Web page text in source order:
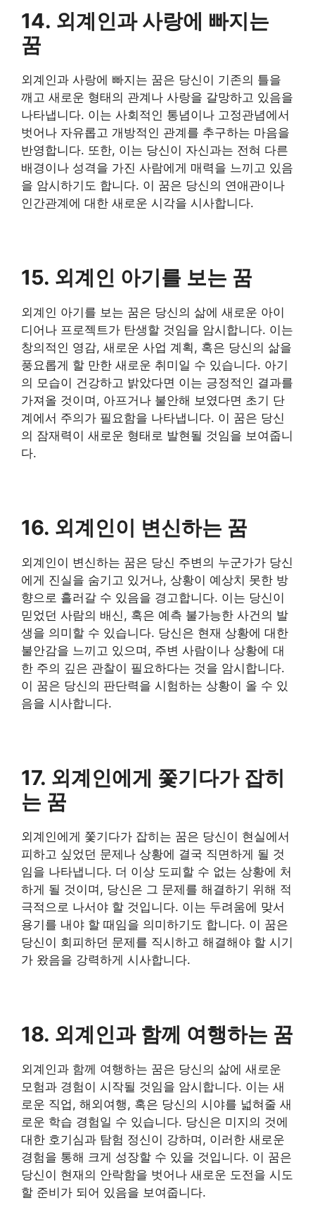
14. 외계인과 사랑에 빠지는
꿈
외계인과 사랑에 빠지는 꿈은 당신이 기존의 틀을
깨고 새로운 형태의 관계나 사랑을 갈망하고 있음을
나타냅니다. 이는 사회적인 통념이나 고정관념에서
벗어나 자유롭고 개방적인 관계를 추구하는 마음을
반영합니다. 또한, 이는 당신이 자신과는 전혀 다른
배경이나 성격을 가진 사람에게 매력을 느끼고 있음
을 암시하기도 합니다. 이 꿈은 당신의 연애관이나
인간관계에 대한 새로운 시각을 시사합니다.
15. 외계인 아기를 보는 꿈
외계인 아기를 보는 꿈은 당신의 삶에 새로운 아이
디어나 프로젝트가 탄생할 것임을 암시합니다. 이는
창의적인 영감, 새로운 사업 계획, 혹은 당신의 삶을
풍요롭게 할 만한 새로운 취미일 수 있습니다. 아기
의 모습이 건강하고 밝았다면 이는 긍정적인 결과를
가져올 것이며, 아프거나 불안해 보였다면 초기 단
계에서 주의가 필요함을 나타냅니다. 이 꿈은 당신
의 잠재력이 새로운 형태로 발현될 것임을 보여줍니
다.
16. 외계인이 변신하는 꿈
외계인이 변신하는 꿈은 당신 주변의 누군가가 당신
에게 진실을 숨기고 있거나, 상황이 예상치 못한 방
향으로 흘러갈 수 있음을 경고합니다. 이는 당신이
믿었던 사람의 배신, 혹은 예측 불가능한 사건의 발
생을 의미할 수 있습니다. 당신은 현재 상황에 대한
불안감을 느끼고 있으며, 주변 사람이나 상황에 대
한 주의 깊은 관찰이 필요하다는 것을 암시합니다.
이 꿈은 당신의 판단력을 시험하는 상황이 올 수 있
음을 시사합니다.
17. 외계인에게 쫓기다가 잡히
는 꿈
외계인에게 쫓기다가 잡히는 꿈은 당신이 현실에서
피하고 싶었던 문제나 상황에 결국 직면하게 될 것
임을 나타냅니다. 더 이상 도피할 수 없는 상황에 처
하게 될 것이며, 당신은 그 문제를 해결하기 위해 적
극적으로 나서야 할 것입니다. 이는 두려움에 맞서
용기를 내야 할 때임을 의미하기도 합니다. 이 꿈은
당신이 회피하던 문제를 직시하고 해결해야 할 시기
가 왔음을 강력하게 시사합니다.
18. 외계인과 함께 여행하는 꿈
외계인과 함께 여행하는 꿈은 당신의 삶에 새로운
모험과 경험이 시작될 것임을 암시합니다. 이는 새
로운 직업, 해외여행, 혹은 당신의 시야를 넓혀줄 새
로운 학습 경험일 수 있습니다. 당신은 미지의 것에
대한 호기심과 탐험 정신이 강하며, 이러한 새로운
경험을 통해 크게 성장할 수 있을 것입니다. 이 꿈은
당신이 현재의 안락함을 벗어나 새로운 도전을 시도
할 준비가 되어 있음을 보여줍니다.